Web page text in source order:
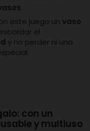
.
este juego un vaso
el
y no perder ni una
con un
y multiuso